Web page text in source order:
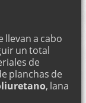
llevan a cabo
un total
de
planchas de
, lana